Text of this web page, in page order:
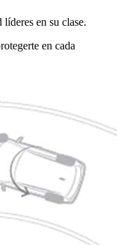
en su clase.
en cada